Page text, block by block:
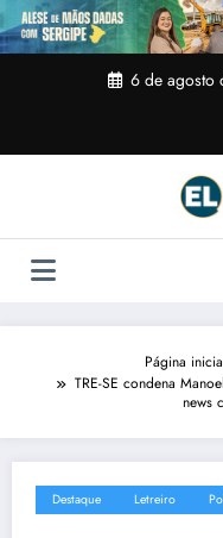
Pular
para
o
6 de agosto
Página
TRE-SE condena
news
Destaque Letreiro